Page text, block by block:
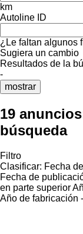
km
Autoline ID
¿Le faltan algunos
Sugiera un cambio
Resultados de la
-
mostrar
19
búsqueda
Filtro
Clasificar: Fecha
Fecha de
en parte superior
Año de fabricación